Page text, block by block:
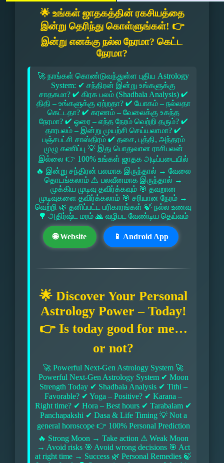
🌟 உங்கள் ஜாதகத்தின் ரகசியத்தை
இன்று தெரிந்து கொள்ளுங்கள்! 👉
இன்று எனக்கு நல்ல நேரமா? கெட்ட
நேரமா?
🚀 நாங்கள் கொண்டுவந்துள்ள புதிய Astrology
System: ✔ சந்திரன் இன்று உங்களுக்கு
சாதகமா? ✔ கிரக பலம் (Shadbala Analysis) ✔
திதி – உங்களுக்கு ஏற்றதா? ✔ யோகம் – நல்லதா
கெட்டதா? ✔ கரணம் – வேலைக்கு உகந்த
நேரமா? ✔ ஓரை – எந்த நேரம் வெற்றி தரும்? ✔
தாரபலம் – இன்று முயற்சி செய்யலாமா? ✔
பஞ்சபட்சி சாஸ்திரம் ✔ தசை, புத்தி, அந்தரம்
முழு கணிப்பு 💡 இது பொதுவான ராசிபலன்
இல்லை 👉 100% உங்கள் ஜாதக அடிப்படையில்
🔥 இன்று சந்திரன் பலமாக இருந்தால் → வேலை
தொடங்கலாம் ⚠ பலவீனமாக இருந்தால் →
முக்கிய முடிவு தவிர்க்கவும் 🎯 தவறான
முடிவுகளை தவிர்க்கலாம் 🎯 சரியான நேரம் →
வெற்றி 🌿 தனிப்பட்ட பரிகாரங்கள் 🍃 நல்ல உணவு
🌳 அதிர்ஷ்ட மரம் 🙏 வழிபட வேண்டிய தெய்வம்
🌐 Website 📱 Android App
🌟 Discover Your Personal
Astrology Power – Today!
👉 Is today good for me…
or not?
🚀 Powerful Next-Gen Astrology System 🚀
Powerful Next-Gen Astrology System ✔ Moon
Strength Today ✔ Shadbala Analysis ✔ Tithi –
Favorable? ✔ Yoga – Positive? ✔ Karana –
Right time? ✔ Hora – Best hours ✔ Tarabalam ✔
Panchapakshi ✔ Dasa & Life Timing 💡 Not a
general horoscope 👉 100% Personal Prediction
🔥 Strong Moon → Take action ⚠ Weak Moon
→ Avoid risks 🎯 Avoid wrong decisions 🎯 Act
at right time → Success 🌿 Personal Remedies 🍃